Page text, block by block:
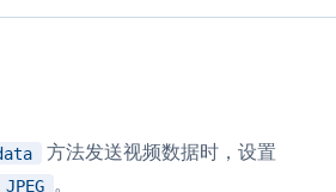
方法发送视频数据时，设置
。